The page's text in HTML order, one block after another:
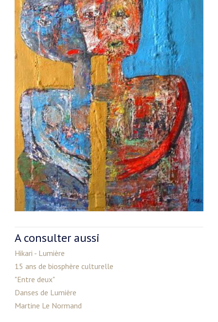
A consulter aussi
Hikari - Lumière
15 ans de biosphère culturelle
"Entre deux"
Danses de Lumière
Martine Le Normand